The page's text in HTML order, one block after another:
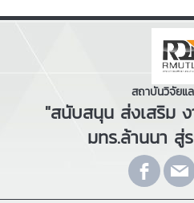
สถาบันวิจัยแ
"สนับสนุน ส่งเสริม
มทร.ล้านนา สู่